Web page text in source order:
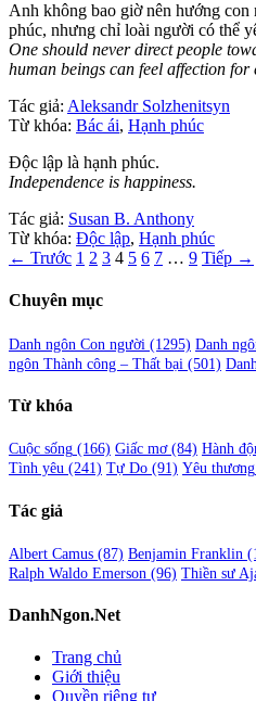
Anh không bao giờ nên hướng
phúc, nhưng chỉ loài người có thể
One should never direct people
human beings can feel affection for
Tác giả: Aleksandr Solzhenitsyn
Từ khóa: Bác ái, Hạnh phúc
Độc lập là hạnh phúc.
Independence is happiness.
Tác giả: Susan B. Anthony
Từ khóa: Độc lập, Hạnh phúc
Phân
trang
viết
← Trước 1 2 3 4 5 6 7 … 9 Tiếp →
Chuyên mục
Danh ngôn Con người (1295) Danh
ngôn Thành công – Thất bại (501)
Từ khóa
Cuộc sống (166) Giấc mơ(84) Hành
Tình yêu (241) Tự Do (91) Yêu thương
Tác giả
Albert Camus (87) Benjamin Franklin
Ralph Waldo Emerson (96) Thiền sư
DanhNgon.Net
Trang chủ
Giới thiệu
Quyền riêng tư